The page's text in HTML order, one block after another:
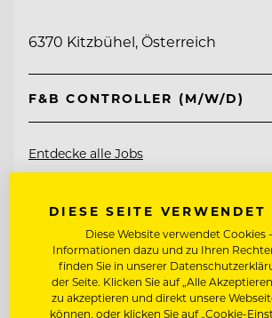
6370 Kitzbühel, Österreich
F&B CONTROLLER (M/W/D)
Entdecke alle Jobs
DIESE SEITE VERWENDET
Diese Website verwendet Cookies
Informationen dazu und zu Ihren
finden Sie in unserer
der Seite. Klicken Sie auf „Alle
zu akzeptieren und direkt unsere
können, oder klicken Sie auf „Cookie-